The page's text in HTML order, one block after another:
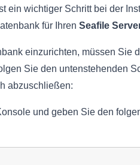
ein wichtiger Schritt bei der
für Ihren Seafile
einzurichten, müssen Sie
Sie den untenstehenden
abzuschließen:
und geben Sie den